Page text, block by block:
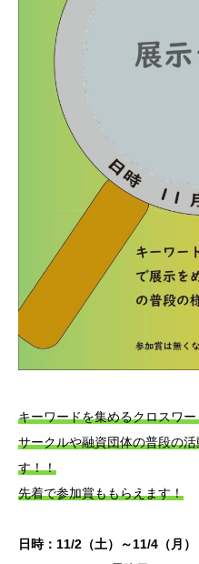
キーワードを集めるクロスワ
サークルや融資団体の普段の
す！！
先着で参加賞ももらえます！
日時：11/2（土）～11/4（月）
企画一覧１
企画一覧２
参加団体
デジタル雑誌
生明祭PR動画
お知らせ